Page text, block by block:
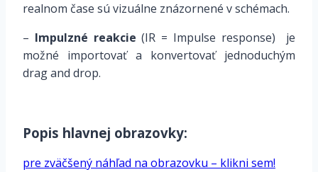
realnom čase sú vizuálne znázornené v schémach.
– Impulzné reakcie (IR = Impulse response) je
možné importovať a konvertovať jednoduchým
drag and drop.
Popis hlavnej obrazovky:
pre zväčšený náhľad na obrazovku – klikni sem!